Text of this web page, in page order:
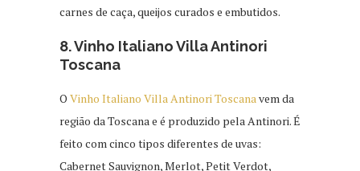
carnes de caça, queijos curados e embutidos.
8. Vinho Italiano Villa Antinori
Toscana
O Vinho Italiano Villa Antinori Toscanavem da
região da Toscana e é produzido pela Antinori. É
feito com cinco tipos diferentes de uvas:
Cabernet Sauvignon, Merlot, Petit Verdot,